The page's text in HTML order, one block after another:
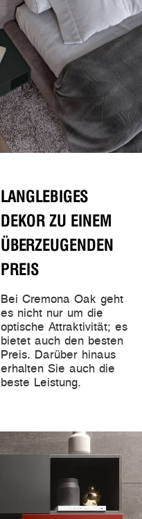
LANGLEBIGES
DEKOR ZU EINEM
ÜBERZEUGENDEN
PREIS
Bei Cremona Oak geht
es nicht nur um die
optische Attraktivität; es
bietet auch den besten
Preis. Darüber hinaus
erhalten Sie auch die
beste Leistung.